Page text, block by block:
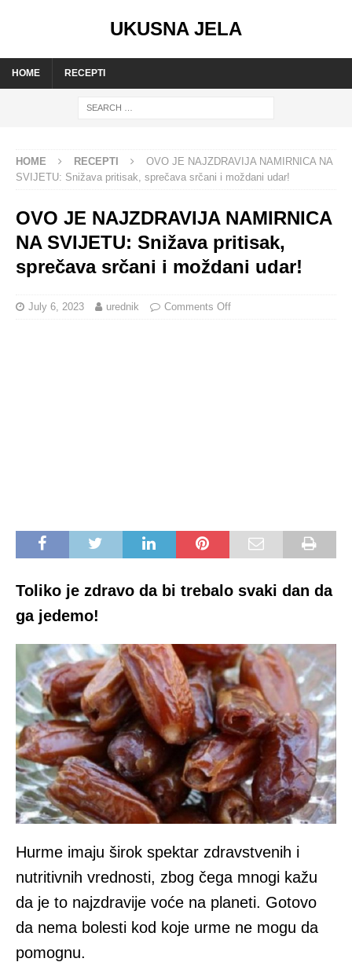
UKUSNA JELA
HOME RECEPTI
HOME RECEPTI
OVO JE NAJZDRAVIJA NAMIRNICA NA
SVIJETU: Snižava pritisak, sprečava srčani i moždani udar!
OVO JE NAJZDRAVIJA NAMIRNICA
NA SVIJETU: Snižava pritisak,
sprečava srčani i moždani udar!
July 6, 2023 urednik Comments Off
Toliko je zdravo da bi trebalo svaki dan da
ga jedemo!
Hurme imaju širok spektar zdravstvenih i
nutritivnih vrednosti, zbog čega mnogi kažu
da je to najzdravije voće na planeti. Gotovo
da nema bolesti kod koje urme ne mogu da
pomognu.